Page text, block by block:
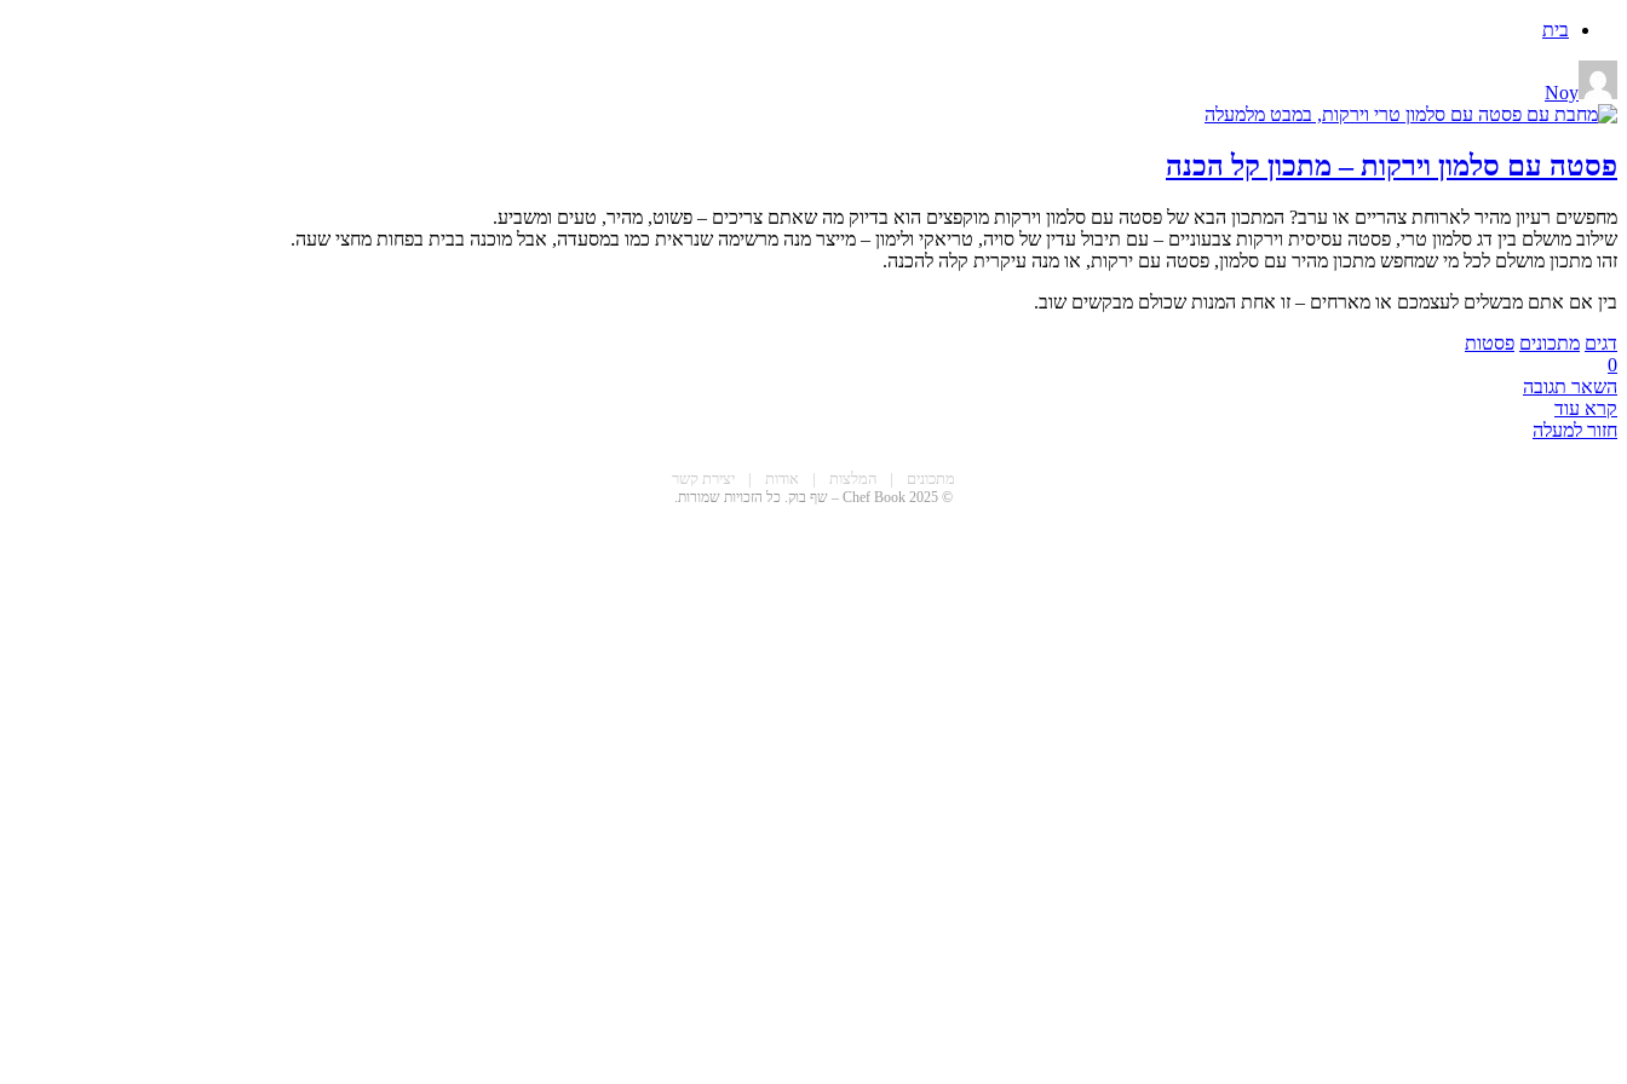
בית
Noy
פסטה עם סלמון וירקות – מתכון קל הכנה
מחפשים רעיון מהיר לארוחת צהריים או ערב? המתכון הבא של פסטה עם סלמון וירקות מוקפצים הוא בדיוק מה שאתם צריכים – פשוט, מהיר, טעים ומשביע.
שילוב מושלם בין דג סלמון טרי, פסטה עסיסית וירקות צבעוניים – עם תיבול עדין של סויה, טריאקי ולימון – מייצר מנה מרשימה שנראית כמו במסעדה, אבל מוכנה בבית בפחות מחצי שעה.
זהו מתכון מושלם לכל מי שמחפש מתכון מהיר עם סלמון, פסטה עם ירקות, או מנה עיקרית קלה להכנה.
בין אם אתם מבשלים לעצמכם או מארחים – זו אחת המנות שכולם מבקשים שוב.
דגים מתכונים פסטות
0
השאר תגובה
קרא עוד
חזור למעלה
מתכונים | המלצות | אודות | יצירת קשר
© 2025 Chef Book – שף בוק. כל הזכויות שמורות.